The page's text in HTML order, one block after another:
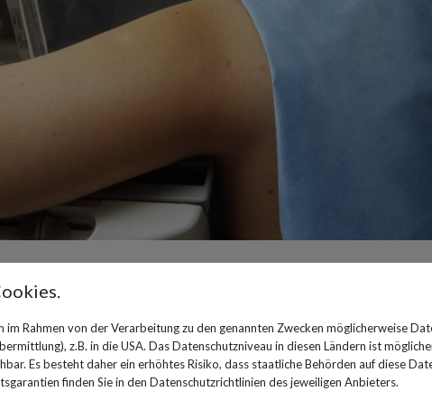
Fachleute empfehlen
schon ab 45 Jahren
Rahmen von der Verarbeitung zu den genannten Zwecken möglicherweise
z.B. in die USA. Das Datenschutzniveau in diesen Ländern ist
Es besteht daher ein erhöhtes Risiko, dass staatliche Behörden auf diese
finden Sie in den Datenschutzrichtlinien des jeweiligen Anbieters.